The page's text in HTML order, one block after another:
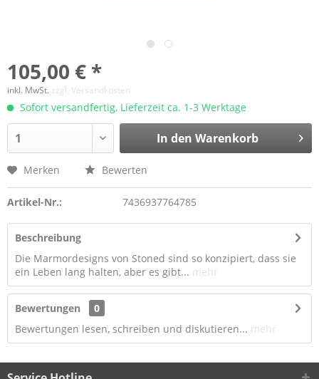
105,00 € *
inkl. MwSt. zzgl. Versandkosten
Sofort versandfertig, Lieferzeit ca. 1-3 Werktage
In den Warenkorb
Merken Bewerten
Artikel-Nr.: 7436937764785
Beschreibung
Die Marmordesigns von Stoned sind so konzipiert, dass sie
ein Leben lang halten, aber es gibt... mehr
Bewertungen
0
Bewertungen lesen, schreiben und diskutieren... mehr